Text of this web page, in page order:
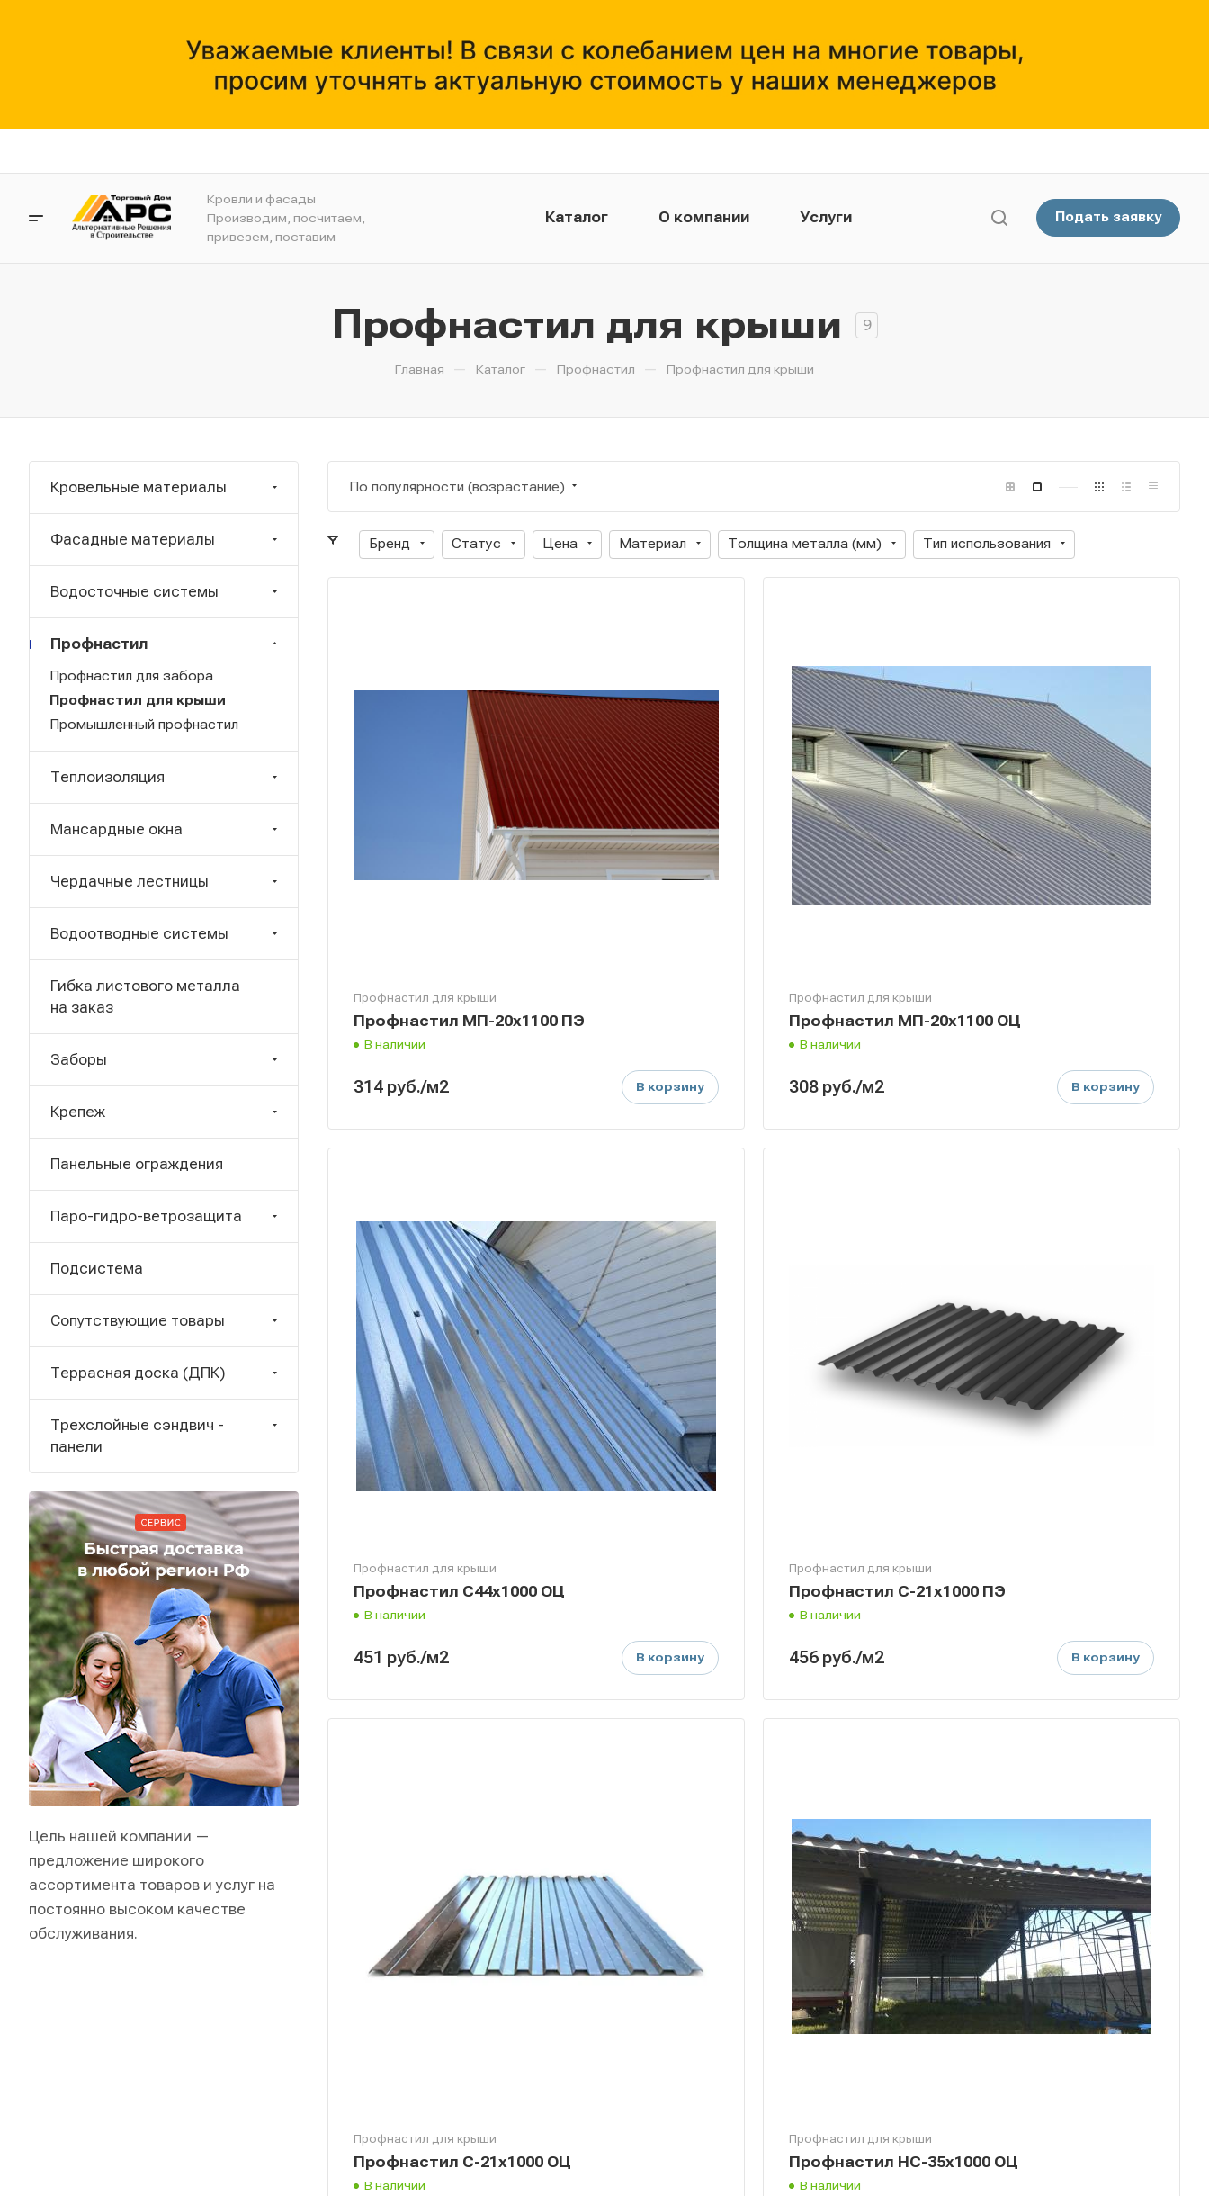
Кровли и фасады
Производим, посчитаем,
привезем, поставим
Каталог О компании Услуги Подать заявку
Профнастил для крыши 9
Главная — Каталог — Профнастил — Профнастил для крыши
По популярности (возрастание)
Бренд Статус Цена Материал Толщина металла (мм) Тип использования
Профнастил для крыши
Профнастил МП-20х1100 ПЭ
В наличии
314 руб./м2 В корзину
Профнастил для крыши
Профнастил МП-20х1100 ОЦ
В наличии
308 руб./м2 В корзину
Профнастил для крыши
Профнастил С44х1000 ОЦ
В наличии
451 руб./м2 В корзину
Профнастил для крыши
Профнастил С-21х1000 ПЭ
В наличии
456 руб./м2 В корзину
Профнастил для крыши
Профнастил С-21х1000 ОЦ
В наличии
Профнастил для крыши
Профнастил НС-35х1000 ОЦ
В наличии
Кровельные материалы
Фасадные материалы
Водосточные системы
Профнастил
Профнастил для забора
Профнастил для крыши
Промышленный профнастил
Теплоизоляция
Мансардные окна
Чердачные лестницы
Водоотводные системы
Гибка листового металла
на заказ
Заборы
Крепеж
Панельные ограждения
Паро-гидро-ветрозащита
Подсистема
Сопутствующие товары
Террасная доска (ДПК)
Трехслойные сэндвич -
панели
Цель нашей компании —
предложение широкого
ассортимента товаров и услуг на
постоянно высоком качестве
обслуживания.